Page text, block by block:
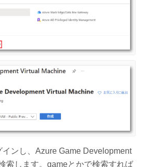
ンし、Azure Game Development
索します。gameとかで検索すれば